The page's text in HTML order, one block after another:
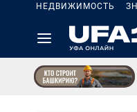
НЕДВИЖИМОСТЬ